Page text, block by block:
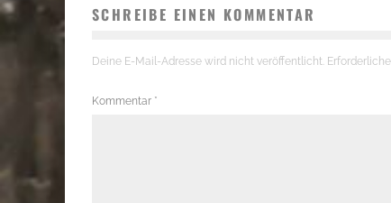
SCHREIBE EINEN KOMMENTAR
Deine E-Mail-Adresse wird nicht veröffentlicht.
Kommentar *